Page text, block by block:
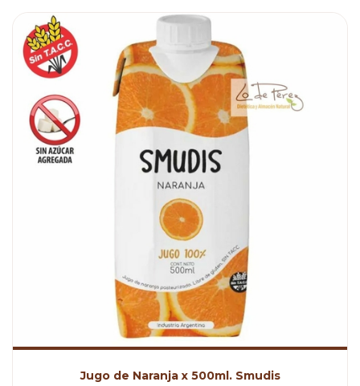
Jugo de Naranja x 500ml. Smudis